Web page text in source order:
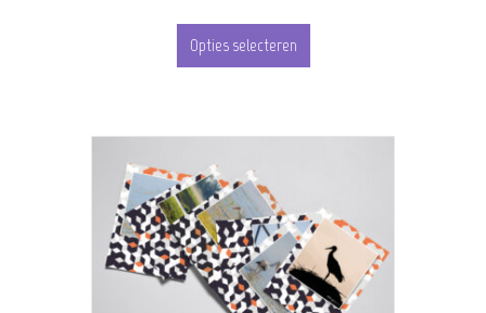
tot
Opties selecteren
Dit
product
meerdere
Deze
optie
kan